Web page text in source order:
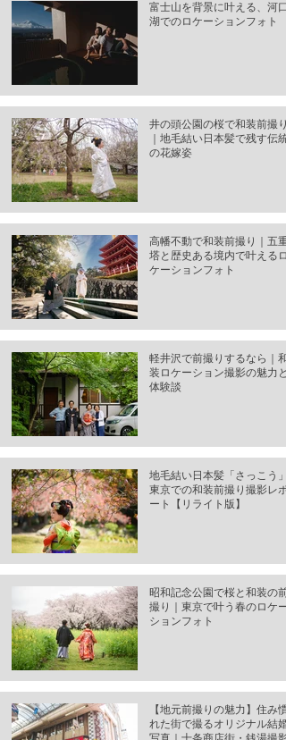
富士山を背景に叶える、河口
湖でのロケーションフォト
井の頭公園の桜で和装前撮り
｜地毛結い日本髪で残す伝統
の花嫁姿
高幡不動で和装前撮り｜五重
塔と歴史ある境内で叶えるロ
ケーションフォト
軽井沢で前撮りするなら｜和
装ロケーション撮影の魅力と
体験談
地毛結い日本髪「さっこう」-
東京での和装前撮り撮影レポ
ート【リライト版】
昭和記念公園で桜と和装の前
撮り｜東京で叶う春のロケー
ションフォト
【地元前撮りの魅力】住み慣
れた街で撮るオリジナル結婚